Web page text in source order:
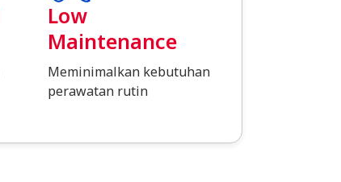
Low
Maintenance
Meminimalkan kebutuhan
perawatan rutin